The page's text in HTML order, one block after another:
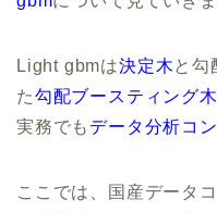
Light gbmは決定木と勾
た勾配ブースティング木
実務でも データ分析コ
ここでは、国産データ